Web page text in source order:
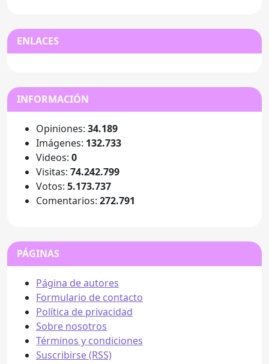
ENLACES
INFORMACIÓN
Opiniones: 34.189
Imágenes: 132.733
Videos: 0
Visitas: 74.242.799
Votos: 5.173.737
Comentarios: 272.791
PÁGINAS
Página de autores
Formulario de contacto
Política de privacidad
Sobre nosotros
Términos y condiciones
Suscribirse (RSS)